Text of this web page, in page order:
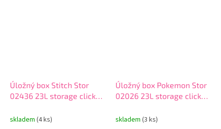
Úložný box Stitch Stor
02436 23L storage click
skladem (4 ks)
Úložný box Pokemon Stor
02026 23L storage click
skladem (3 ks)